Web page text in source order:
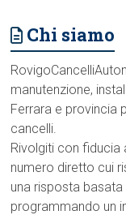
e
c
i
i
c
a
*
Chi siamo
manutenzione,
Ferrara e provincia
cancelli.
Rivolgiti con fiducia
numero diretto cui
una risposta basata
programmando un